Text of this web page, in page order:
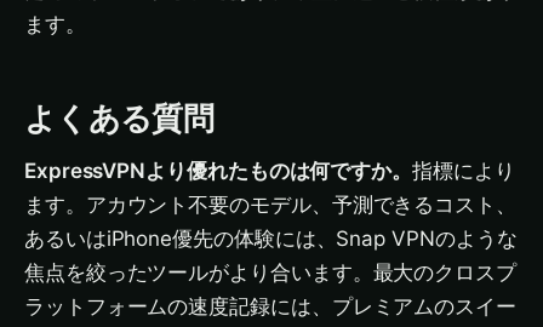
ます。
よくある質問
ExpressVPNより優れたものは何ですか。指標により
ます。アカウント不要のモデル、予測できるコスト、
あるいはiPhone優先の体験には、Snap VPNのような
焦点を絞ったツールがより合います。最大のクロスプ
ラットフォームの速度記録には、プレミアムのスイー